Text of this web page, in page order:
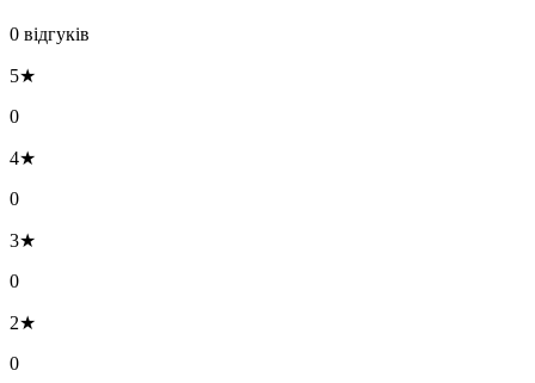
0 відгуків
5★
0
4★
0
3★
0
2★
0